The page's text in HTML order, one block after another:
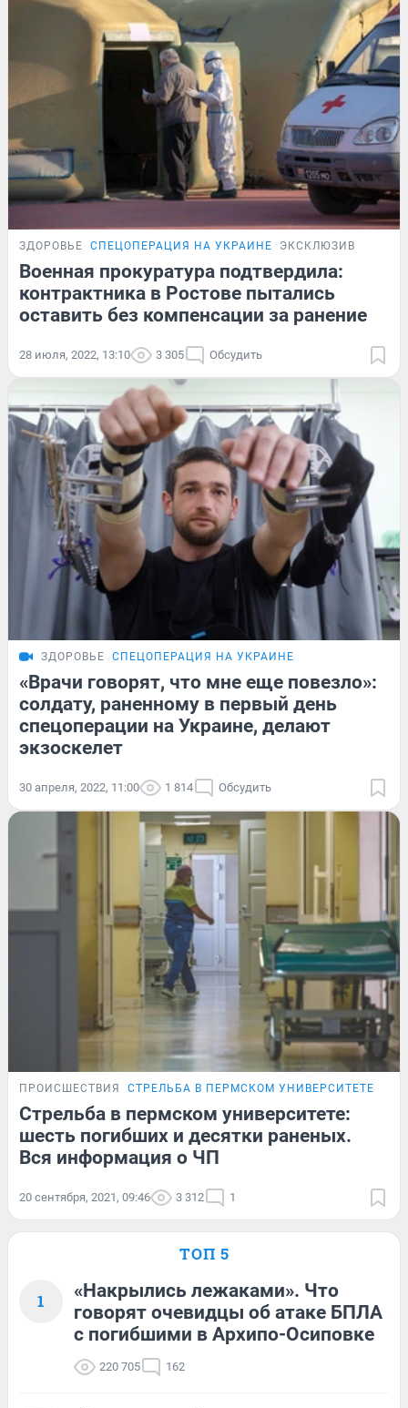
ЗДОРОВЬЕ СПЕЦОПЕРАЦИЯ НА УКРАИНЕ ЭКСКЛЮЗИВ
Военная прокуратура подтвердила:
контрактника в Ростове пытались
оставить без компенсации за ранение
28 июля, 2022, 13:10 3 305 Обсудить
ЗДОРОВЬЕ СПЕЦОПЕРАЦИЯ НА УКРАИНЕ
«Врачи говорят, что мне еще повезло»:
солдату, раненному в первый день
спецоперации на Украине, делают
экзоскелет
30 апреля, 2022, 11:00 1 814 Обсудить
ПРОИСШЕСТВИЯ СТРЕЛЬБА В ПЕРМСКОМ УНИВЕРСИТЕТЕ
Стрельба в пермском университете:
шесть погибших и десятки раненых.
Вся информация о ЧП
20 сентября, 2021, 09:46 3 312 1
ТОП 5
1
«Накрылись лежаками». Что
говорят очевидцы об атаке БПЛА
с погибшими в Архипо-Осиповке
220 705 162